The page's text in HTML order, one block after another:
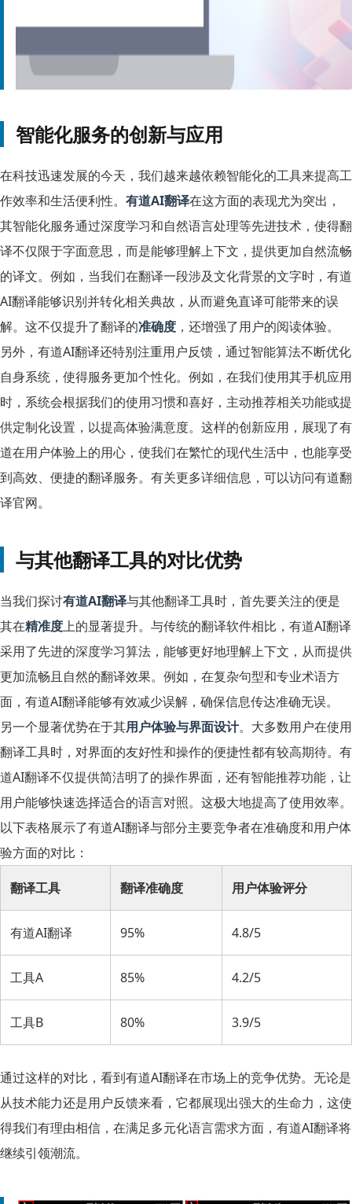
智能化服务的创新与应用
在科技迅速发展的今天，我们越来越依赖智能化的工具来提高工
作效率和生活便利性。 有道AI翻译在这方面的表现尤为突出，
其智能化服务通过深度学习和自然语言处理等先进技术，使得翻
译不仅限于字面意思，而是能够理解上下文，提供更加自然流畅
的译文。例如，当我们在翻译一段涉及文化背景的文字时，有道
AI翻译能够识别并转化相关典故，从而避免直译可能带来的误
解。这不仅提升了翻译的准确度 ，还增强了用户的阅读体验。
另外，有道AI翻译还特别注重用户反馈，通过智能算法不断优化
自身系统，使得服务更加个性化。例如，在我们使用其手机应用
时，系统会根据我们的使用习惯和喜好，主动推荐相关功能或提
供定制化设置，以提高体验满意度。这样的创新应用，展现了有
道在用户体验上的用心，使我们在繁忙的现代生活中，也能享受
到高效、便捷的翻译服务。有关更多详细信息，可以访问有道翻
译官网。
与其他翻译工具的对比优势
当我们探讨有道AI翻译与其他翻译工具时，首先要关注的便是
其在精准度上的显著提升。与传统的翻译软件相比，有道AI翻译
采用了先进的深度学习算法，能够更好地理解上下文，从而提供
更加流畅且自然的翻译效果。例如，在复杂句型和专业术语方
面，有道AI翻译能够有效减少误解，确保信息传达准确无误。
另一个显著优势在于其用户体验与界面设计。大多数用户在使用
翻译工具时，对界面的友好性和操作的便捷性都有较高期待。有
道AI翻译不仅提供简洁明了的操作界面，还有智能推荐功能，让
用户能够快速选择适合的语言对照。这极大地提高了使用效率。
以下表格展示了有道AI翻译与部分主要竞争者在准确度和用户体
验方面的对比：
翻译工具 翻译准确度 用户体验评分
有道AI翻译 95% 4.8/5
工具A 85% 4.2/5
工具B 80% 3.9/5
通过这样的对比，看到有道AI翻译在市场上的竞争优势。无论是
从技术能力还是用户反馈来看，它都展现出强大的生命力，这使
得我们有理由相信，在满足多元化语言需求方面，有道AI翻译将
继续引领潮流。